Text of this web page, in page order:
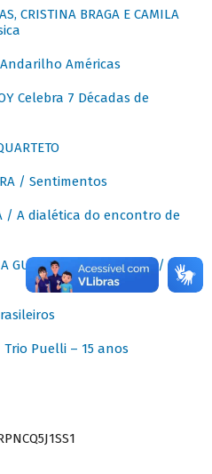
CRISTINA BRAGA E CAMILA
Andarilho Américas
Celebra 7 Décadas de
/ Sentimentos
/ A dialética do encontro de
GUITAR QUARTET (QGQ) /
Trio Puelli – 15 anos